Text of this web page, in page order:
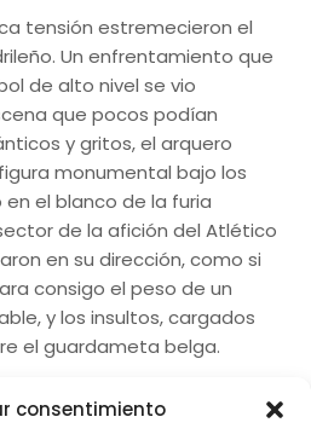
tensión estremecieron el
Un enfrentamiento que
de alto nivel se vio
que pocos podían
y gritos, el arquero
monumental bajo los
el blanco de la furia
de la afición del Atlético
en su dirección, como si
consigo el peso de un
y los insultos, cargados
el guardameta belga.
consentimiento